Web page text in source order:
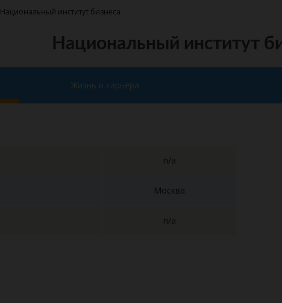
Национальный институт бизнеса
Национальный институт
Жизнь и карьера
n/a
Москва
n/a